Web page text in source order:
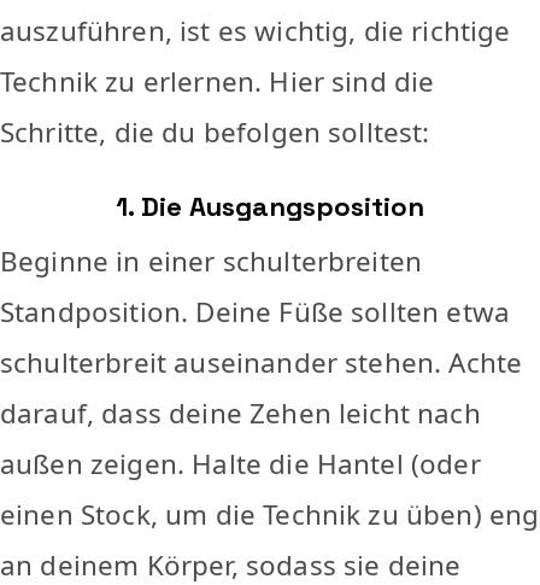
auszuführen, ist es wichtig, die richtige
Technik zu erlernen. Hier sind die
Schritte, die du befolgen solltest:
1. Die Ausgangsposition
Beginne in einer schulterbreiten
Standposition. Deine Füße sollten etwa
schulterbreit auseinander stehen. Achte
darauf, dass deine Zehen leicht nach
außen zeigen. Halte die Hantel (oder
einen Stock, um die Technik zu üben) eng
an deinem Körper, sodass sie deine